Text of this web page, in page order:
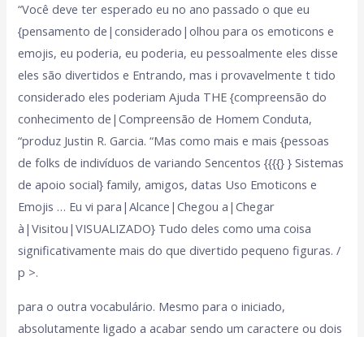
“Você deve ter esperado eu no ano passado o que eu
{pensamento de|considerado|olhou para os emoticons e
emojis, eu poderia, eu poderia, eu pessoalmente eles disse
eles são divertidos e Entrando, mas i provavelmente t tido
considerado eles poderiam Ajuda THE {compreensão do
conhecimento de|Compreensão de Homem Conduta,
“produz Justin R. Garcia. “Mas como mais e mais {pessoas
de folks de indivíduos de variando Sencentos {{{{} } Sistemas
de apoio social} family, amigos, datas Uso Emoticons e
Emojis … Eu vi para|Alcance|Chegou a|Chegar
à|Visitou|VISUALIZADO} Tudo deles como uma coisa
significativamente mais do que divertido pequeno figuras. /
p >.
para o outra vocabulário. Mesmo para o iniciado,
absolutamente ligado a acabar sendo um caractere ou dois